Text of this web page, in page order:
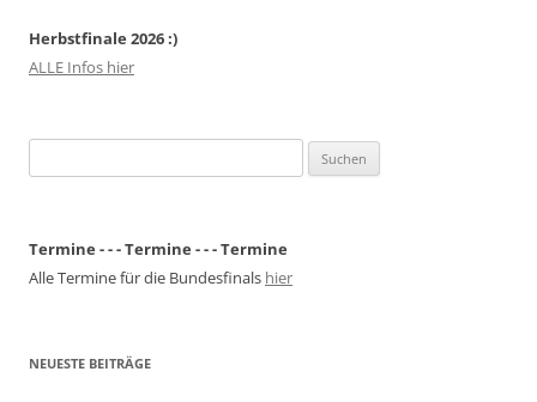
Herbstfinale 2026 :)
ALLE Infos hier
nach:
Termine - - - Termine - - - Termine
Alle Termine für die Bundesfinals hier
NEUESTE BEITRÄGE